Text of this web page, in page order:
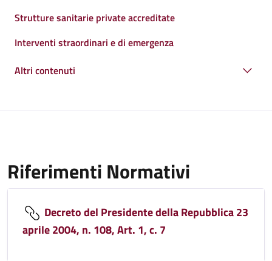
Strutture sanitarie private accreditate
Interventi straordinari e di emergenza
Altri contenuti
Riferimenti Normativi
Decreto del Presidente della Repubblica 23
aprile 2004, n. 108, Art. 1, c. 7